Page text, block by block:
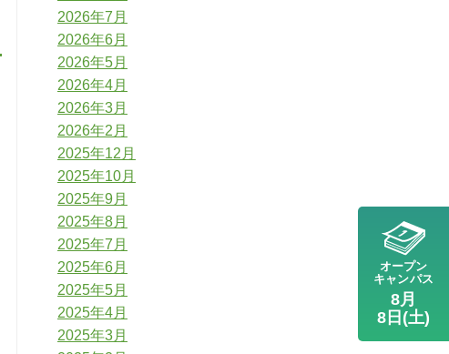
2026年7月
2026年6月
2026年5月
2026年4月
2026年3月
2026年2月
2025年12月
2025年10月
2025年9月
2025年8月
2025年7月
2025年6月
2025年5月
2025年4月
2025年3月
オープン
キャンパス
8月
8日(土)